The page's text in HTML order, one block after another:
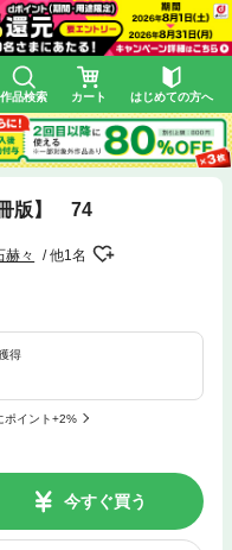
作品検索 カート はじめての方へ
冊版】 74
赫々 他1名
得
ポイント+2%
今すぐ買う